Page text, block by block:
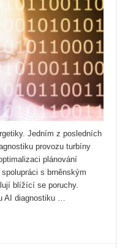
Jedním z posledních
provozu turbíny
plánování
s brněnským
blížící se poruchy.
AI diagnostiku …